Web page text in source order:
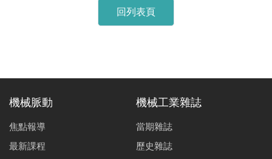
回列表頁
機械脈動
焦點報導
最新課程
機械工業雜誌
當期雜誌
歷史雜誌